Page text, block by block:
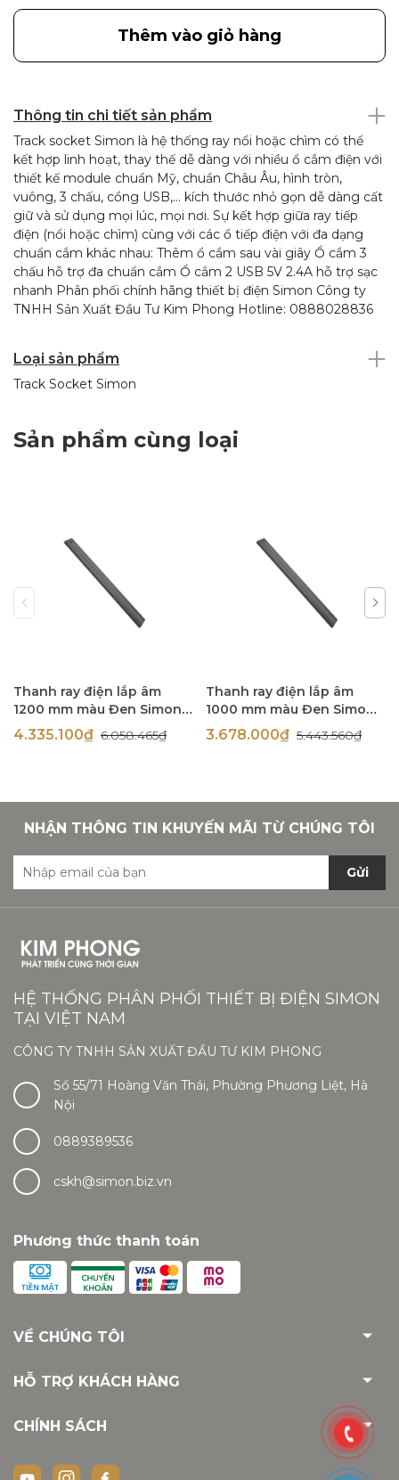
Thêm vào giỏ hàng
Thông tin chi tiết sản phẩm
Track socket Simon là hệ thống ray nổi hoặc chìm có thể
kết hợp linh hoạt, thay thế dễ dàng với nhiều ổ cắm điện với
thiết kế module chuẩn Mỹ, chuẩn Châu Âu, hình tròn,
vuông, 3 chấu, cổng USB,… kích thước nhỏ gọn dễ dàng cất
giữ và sử dụng mọi lúc, mọi nơi. Sự kết hợp giữa ray tiếp
điện (nổi hoặc chìm) cùng với các ổ tiếp điện với đa dạng
chuẩn cắm khác nhau: Thêm ổ cắm sau vài giây Ổ cắm 3
chấu hỗ trợ đa chuẩn cắm Ổ cắm 2 USB 5V 2.4A hỗ trợ sạc
nhanh Phân phối chính hãng thiết bị điện Simon Công ty
TNHH Sản Xuất Đầu Tư Kim Phong Hotline: 0888028836
Loại sản phẩm
Track Socket Simon
Sản phẩm cùng loại
Thanh ray điện lắp âm
1200 mm màu Đen Simon
Track Socket Simon
FTS5012-BL
4.335.100₫ 6.058.465₫
Thanh ray điện lắp âm
1000 mm màu Đen Simon
Track Socket Simon
FTS5010-BL
3.678.000₫ 5.443.560₫
NHẬN THÔNG TIN KHUYẾN MÃI TỪ CHÚNG TÔI
Gửi
HỆ THỐNG PHÂN PHỐI THIẾT BỊ ĐIỆN SIMON
TẠI VIỆT NAM
CÔNG TY TNHH SẢN XUẤT ĐẦU TƯ KIM PHONG
Số 55/71 Hoàng Văn Thái, Phường Phương Liệt, Hà
Nội
0889389536
cskh@simon.biz.vn
Phương thức thanh toán
VỀ CHÚNG TÔI
HỖ TRỢ KHÁCH HÀNG
CHÍNH SÁCH